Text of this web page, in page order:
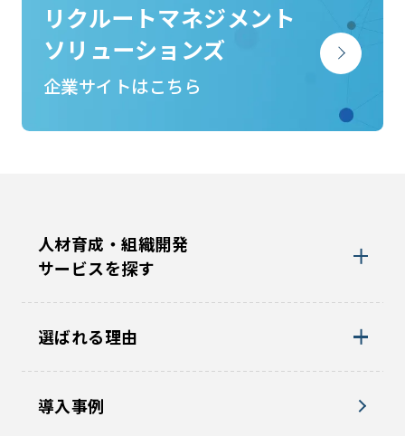
リクルートマネジメント
ソリューションズ
企業サイトはこちら
人材育成・組織開発
サービスを探す
選ばれる理由
導入事例